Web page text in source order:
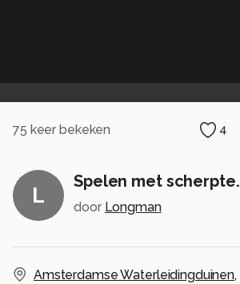
75 keer bekeken 4
L
Spelen met scherpte.
door Longman
Amsterdamse Waterleidingduinen,